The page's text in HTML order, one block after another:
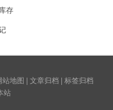
存
站地图 | 文章归档 | 标签归档
站